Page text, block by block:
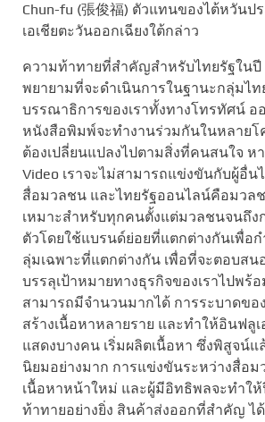
Chun-fu (張俊福) ตัวแทนของไต้หวันป
เอเชียตะวันออกเฉียงใต้กล่าว
ความท้าทายที่สำคัญสำหรับไทยรัฐในปี
พยายามที่จะดำเนินการในฐานะกลุ่มไท
บรรณาธิการของเราทั้งทางโทรทัศน์ อ
หนังสือพิมพ์จะทำงานร่วมกันในหลายโ
ต้องเปลี่ยนแปลงไปตามสิ่งที่คนสนใจ หา
Video เราจะไม่สามารถแข่งขันกับผู้อื่น
สื่อมวลชน และไทยรัฐออนไลน์คือมวลช
เหมาะสำหรับทุกคนตั้งแต่มวลชนจนถึง
ตัวโดยใช้แบรนด์ย่อยที่แตกต่างกันเพื่อ
ลุ่มเฉพาะที่แตกต่างกัน เพื่อที่จะตอบสน
บรรลุเป้าหมายทางธุรกิจของเราไปพร้อ
สามารถมีจำนวนมากได้ การระบาดขอ
สร้างเนื้อหาหลายราย และทำให้อินฟลู
แสดงบางคน เริ่มผลิตเนื้อหา ซึ่งพิสูจน์แ
นิยมอย่างมาก การแข่งขันระหว่างสื่อม
เนื้อหาหน้าใหม่ และผู้มีอิทธิพลจะทำให้
ท้าทายอย่างยิ่ง สินค้าส่งออกที่สำคัญ ไ